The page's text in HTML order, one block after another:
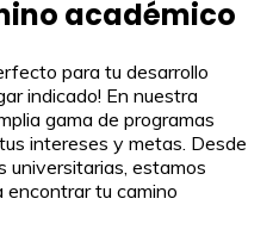
académico
para tu desarrollo
indicado! En nuestra
gama de programas
intereses y metas. Desde
universitarias, estamos
tu camino